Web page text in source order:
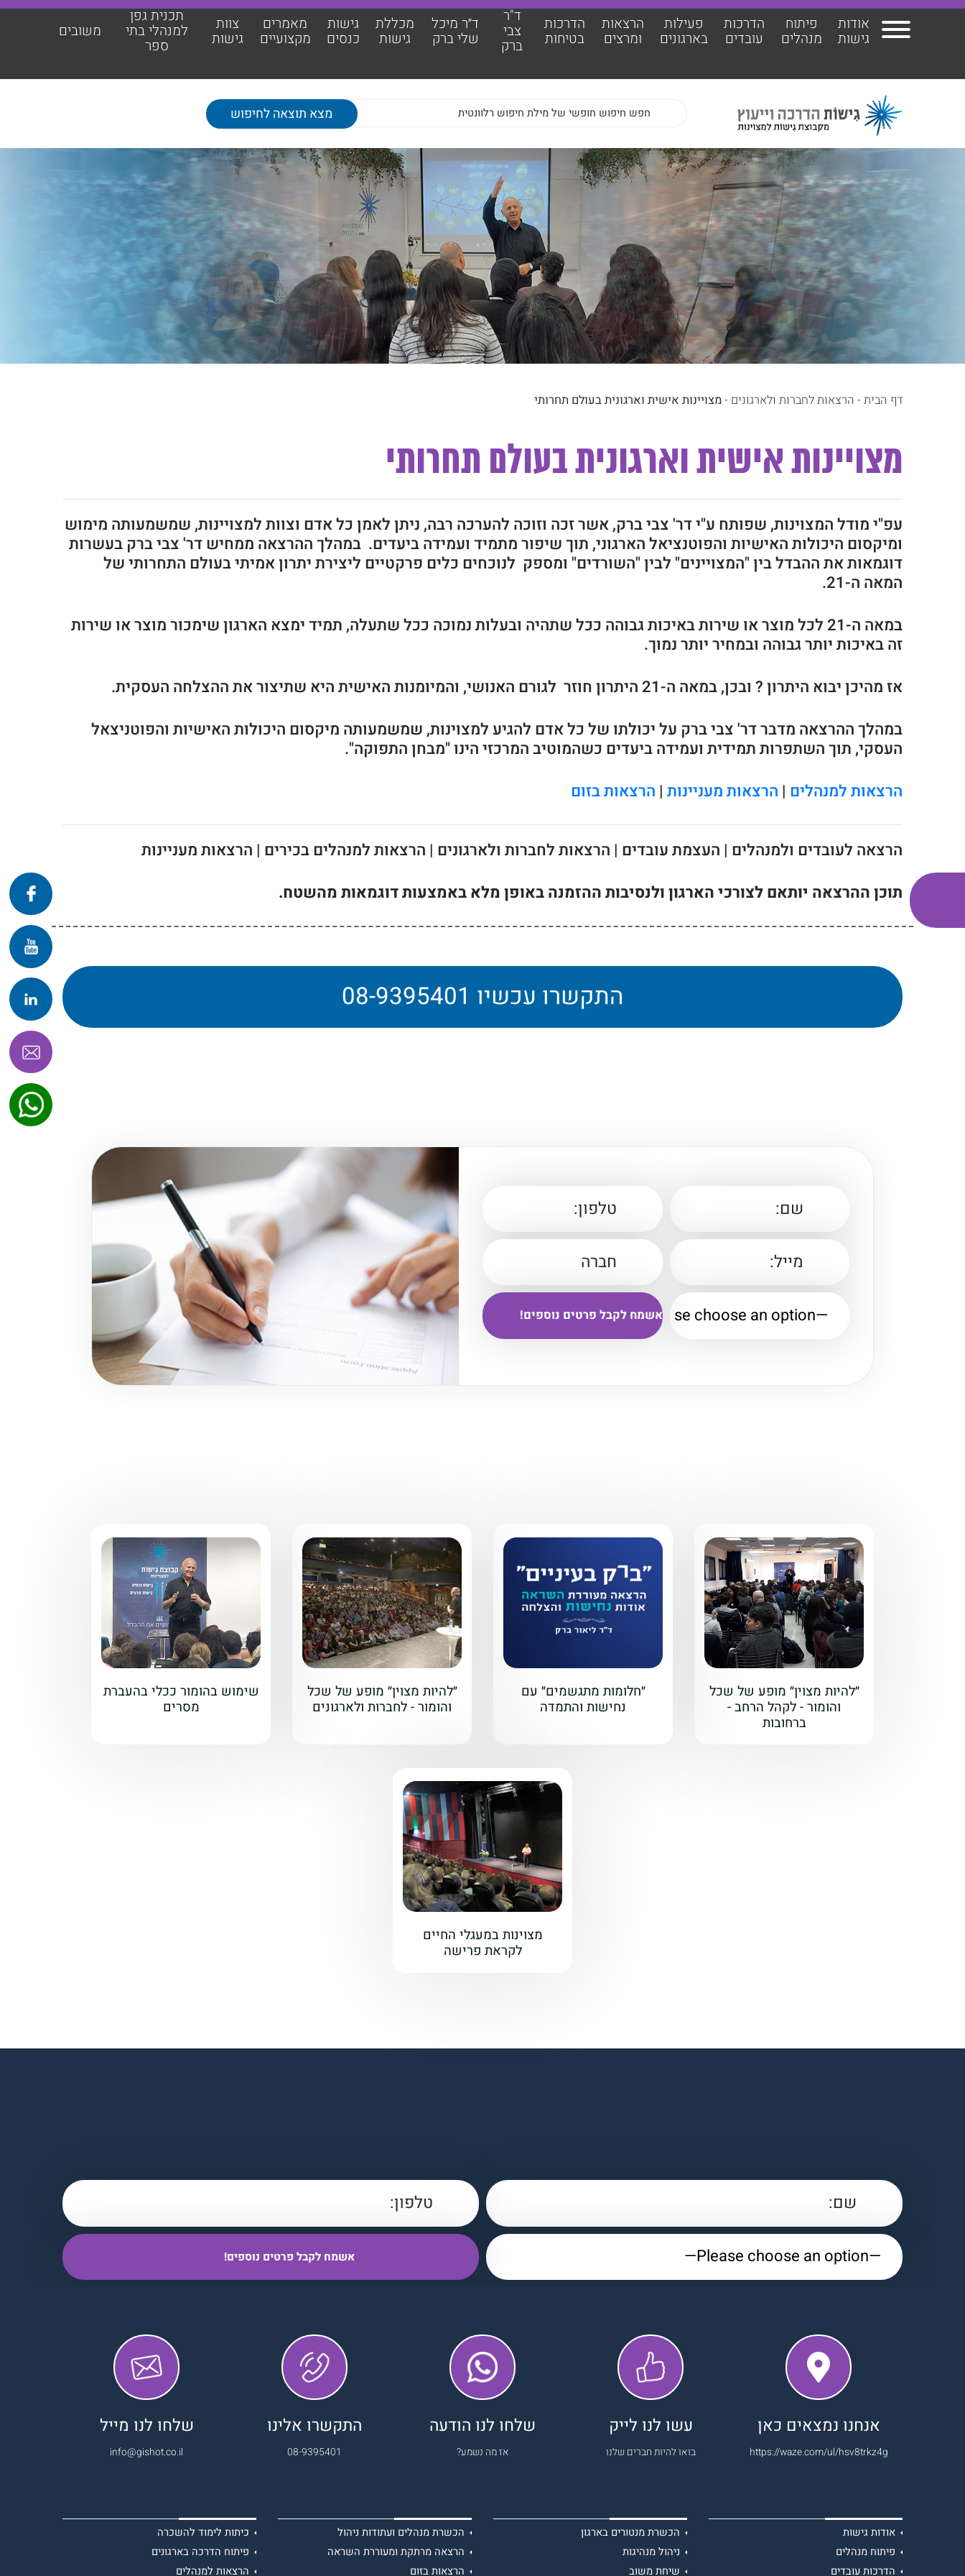
אודות
גישות
פיתוח
מנהלים
הדרכות
עובדים
פעילות
בארגונים
הרצאות
ומרצים
הדרכות
בטיחות
ד"ר
צבי
ברק
ד״ר מיכל
שלי ברק
מכללת
גישות
גישות
כנסים
מאמרים
מקצועיים
צוות
גישות
תכנית גפן
למנהלי בתי
ספר
משובים
אודות גישות
הדרכות עובדים
פעילות בארגונים
הרצאות ומרצים
ד"ר צבי ברק
ד״ר מיכל שלי ברק
מאמרים מקצועיים
צוות גישות
תכנית גפן למנהלי בתי ספר
1. בחרו מבין ההרצאות שלנו
דף הבית- הרצאות לחברות ולארגונים -מצויינות אישית וארגונית בעולם תחרותי
מצויינות אישית וארגונית בעולם תחרותי
עפ"י מודל המצוינות, שפותח ע"י דר' צבי ברק, אשר זכה וזוכה להערכה רבה, ניתן לאמן כל אדם וצוות למצויינות, שמשמעותה מימוש
ומיקסום היכולות האישיות והפוטנציאל הארגוני, תוך שיפור מתמיד ועמידה ביעדים. במהלך ההרצאה ממחיש דר' צבי ברק בעשרות
דוגמאות את ההבדל בין "המצויינים" לבין "השורדים" ומספק לנוכחים כלים פרקטיים ליצירת יתרון אמיתי בעולם התחרותי של
המאה ה-21.
במאה ה-21 לכל מוצר או שירות באיכות גבוהה ככל שתהיה ובעלות נמוכה ככל שתעלה, תמיד ימצא הארגון שימכור מוצר או שירות
זה באיכות יותר גבוהה ובמחיר יותר נמוך.
אז מהיכן יבוא היתרון ? ובכן, במאה ה-21 היתרון חוזר לגורם האנושי, והמיומנות האישית היא שתיצור את ההצלחה העסקית.
במהלך ההרצאה מדבר דר' צבי ברק על יכולתו של כל אדם להגיע למצוינות, שמשמעותה מיקסום היכולות האישיות והפוטניצאל
העסקי, תוך השתפרות תמידית ועמידה ביעדים כשהמוטיב המרכזי הינו "מבחן התפוקה".
הרצאות למנהלים | הרצאות מעניינות | הרצאות בזום
הרצאה לעובדים ולמנהלים | העצמת עובדים | הרצאות לחברות ולארגונים | הרצאות למנהלים בכירים | הרצאות מעניינות
תוכן ההרצאה יותאם לצורכי הארגון ולנסיבות ההזמנה באופן מלא באמצעות דוגמאות מהשטח.
התקשרו עכשיו 08-9395401
״להיות מצוין״ מופע של שכל
והומור - לקהל הרחב -
ברחובות
״חלומות מתגשמים״ עם
נחישות והתמדה
״להיות מצוין״ מופע של שכל
והומור - לחברות ולארגונים
שימוש בהומור ככלי בהעברת
מסרים
מצוינות במעגלי החיים
לקראת פרישה
אנחנו נמצאים כאן
https://waze.com/ul/hsv8trkz4g
עשו לנו לייק
בואו להיות חברים שלנו
שלחו לנו הודעה
אז מה נשמע?
התקשרו אלינו
08-9395401
שלחו לנו מייל
info@gishot.co.il
אודות גישות
פיתוח מנהלים
הדרכות עובדים
הכשרת מנטורים בארגון
ניהול מנהיגות
שיחת משוב
הכשרת מנהלים ועתודות ניהול
הרצאה מרתקת ומעוררת השראה
הרצאות בזום
כיתות לימוד להשכרה
פיתוח הדרכה בארגונים
הרצאות למנהלים